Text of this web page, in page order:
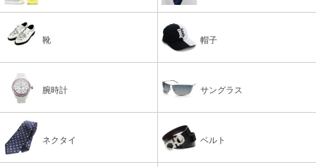
靴 帽子
腕時計 サングラス
ネクタイ ベルト